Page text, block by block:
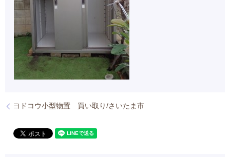
ヨドコウ小型物置 買い取り/さいたま市